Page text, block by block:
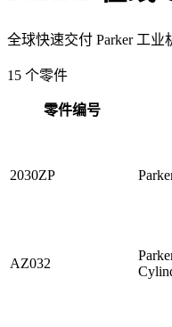
全球快速交付 Parker 工业
15 个零件
零件编号
2030ZP
AZ032